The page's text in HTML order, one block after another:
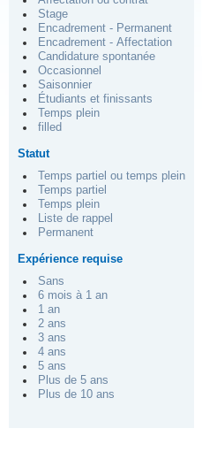
Stage
Encadrement - Permanent
Encadrement - Affectation
Candidature spontanée
Occasionnel
Saisonnier
Étudiants et finissants
Temps plein
filled
Statut
Temps partiel ou temps plein
Temps partiel
Temps plein
Liste de rappel
Permanent
Expérience requise
Sans
6 mois à 1 an
1 an
2 ans
3 ans
4 ans
5 ans
Plus de 5 ans
Plus de 10 ans